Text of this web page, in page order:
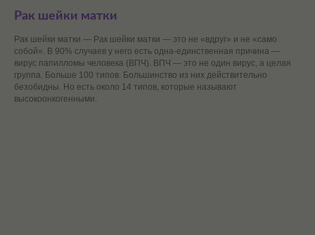
Рак шейки матки
Рак шейки матки — Рак шейки матки — это не «вдруг» и не «само
собой». В 90% случаев у него есть одна-единственная причина —
вирус папилломы человека (ВПЧ). ВПЧ — это не один вирус, а целая
группа. Больше 100 типов. Большинство из них действительно
безобидны. Но есть около 14 типов, которые называют
высокоонкогенными.